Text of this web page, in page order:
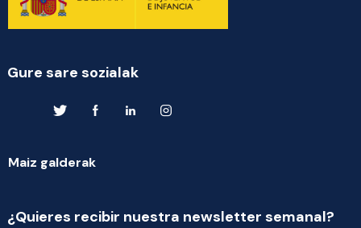
Gure sare sozialak
Maiz galderak
¿Quieres recibir nuestra newsletter semanal?